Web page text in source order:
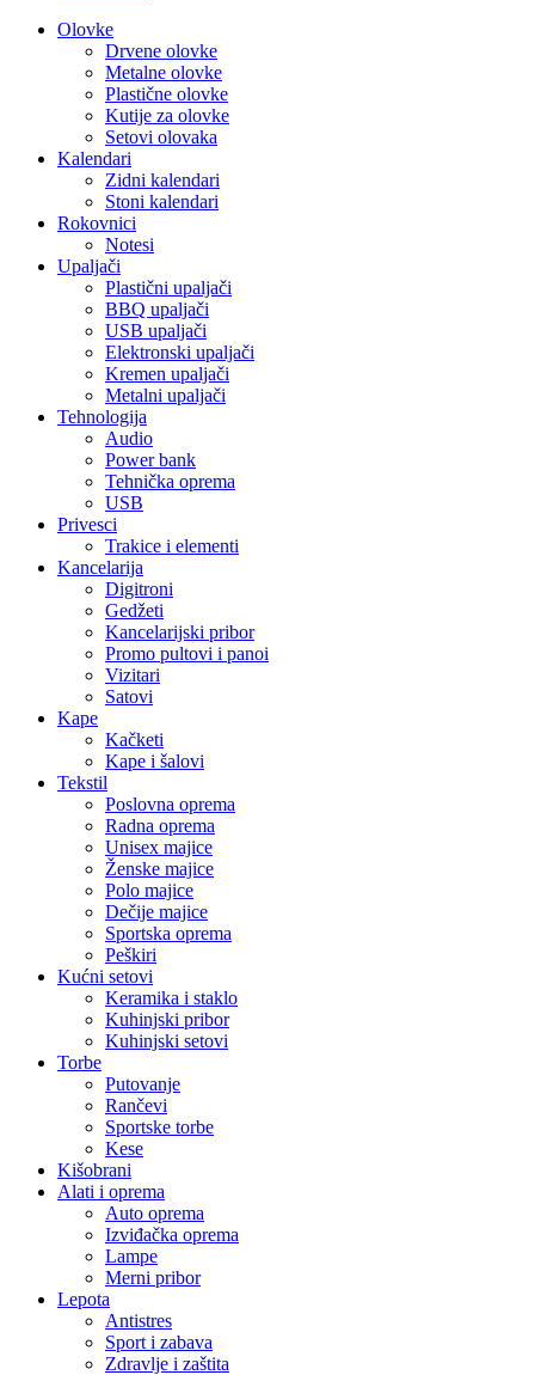
Olovke
Drvene olovke
Metalne olovke
Plastične olovke
Kutije za olovke
Setovi olovaka
Kalendari
Zidni kalendari
Stoni kalendari
Rokovnici
Notesi
Upaljači
Plastični upaljači
BBQ upaljači
USB upaljači
Elektronski upaljači
Kremen upaljači
Metalni upaljači
Tehnologija
Audio
Power bank
Tehnička oprema
USB
Privesci
Trakice i elementi
Kancelarija
Digitroni
Gedžeti
Kancelarijski pribor
Promo pultovi i panoi
Vizitari
Satovi
Kape
Kačketi
Kape i šalovi
Tekstil
Poslovna oprema
Radna oprema
Unisex majice
Ženske majice
Polo majice
Dečije majice
Sportska oprema
Peškiri
Kućni setovi
Keramika i staklo
Kuhinjski pribor
Kuhinjski setovi
Torbe
Putovanje
Rančevi
Sportske torbe
Kese
Kišobrani
Alati i oprema
Auto oprema
Izviđačka oprema
Lampe
Merni pribor
Lepota
Antistres
Sport i zabava
Zdravlje i zaštita